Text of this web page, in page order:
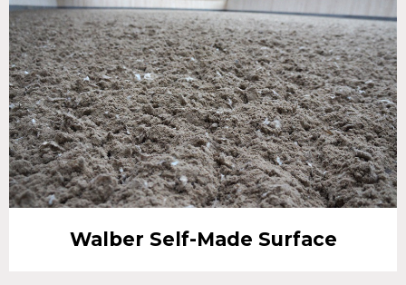
Walber Self-Made Surface